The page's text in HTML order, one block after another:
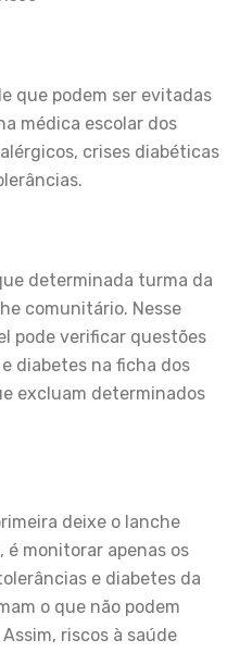
que podem ser evitadas
médica escolar dos
crises diabéticas
determinada turma da
comunitário. Nesse
pode verificar questões
diabetes na ficha dos
excluam determinados
deixe o lanche
monitorar apenas os
e diabetes da
o que não podem
riscos à saúde